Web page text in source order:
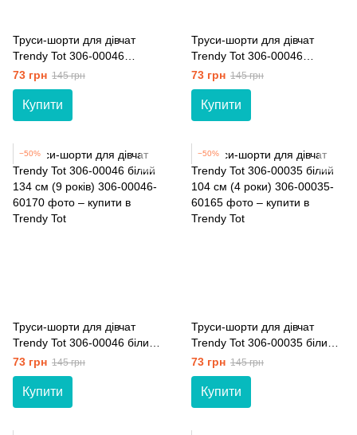
Труси-шорти для дівчат
Trendy Tot 306-00046
персиковий 134 см (9 років)
73 грн 145 грн
Купити
Труси-шорти для дівчат
Trendy Tot 306-00046
рожевий 134 см (9 років)
73 грн 145 грн
Купити
−50%
Труси-шорти для дівчат
Trendy Tot 306-00046 білий
134 см (9 років)
73 грн 145 грн
Купити
−50%
Труси-шорти для дівчат
Trendy Tot 306-00035 білий
104 см (4 роки)
73 грн 145 грн
Купити